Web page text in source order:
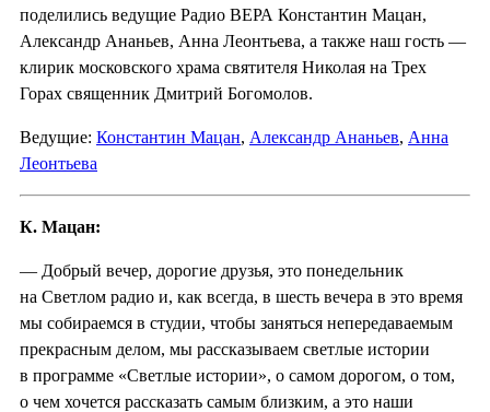
поделились ведущие Радио ВЕРА Константин Мацан,
Александр Ананьев, Анна Леонтьева, а также наш гость —
клирик московского храма святителя Николая на Трех
Горах священник Дмитрий Богомолов.
Ведущие: Константин Мацан, Александр Ананьев, Анна
Леонтьева
К. Мацан:
— Добрый вечер, дорогие друзья, это понедельник
на Светлом радио и, как всегда, в шесть вечера в это время
мы собираемся в студии, чтобы заняться непередаваемым
прекрасным делом, мы рассказываем светлые истории
в программе «Светлые истории», о самом дорогом, о том,
о чем хочется рассказать самым близким, а это наши